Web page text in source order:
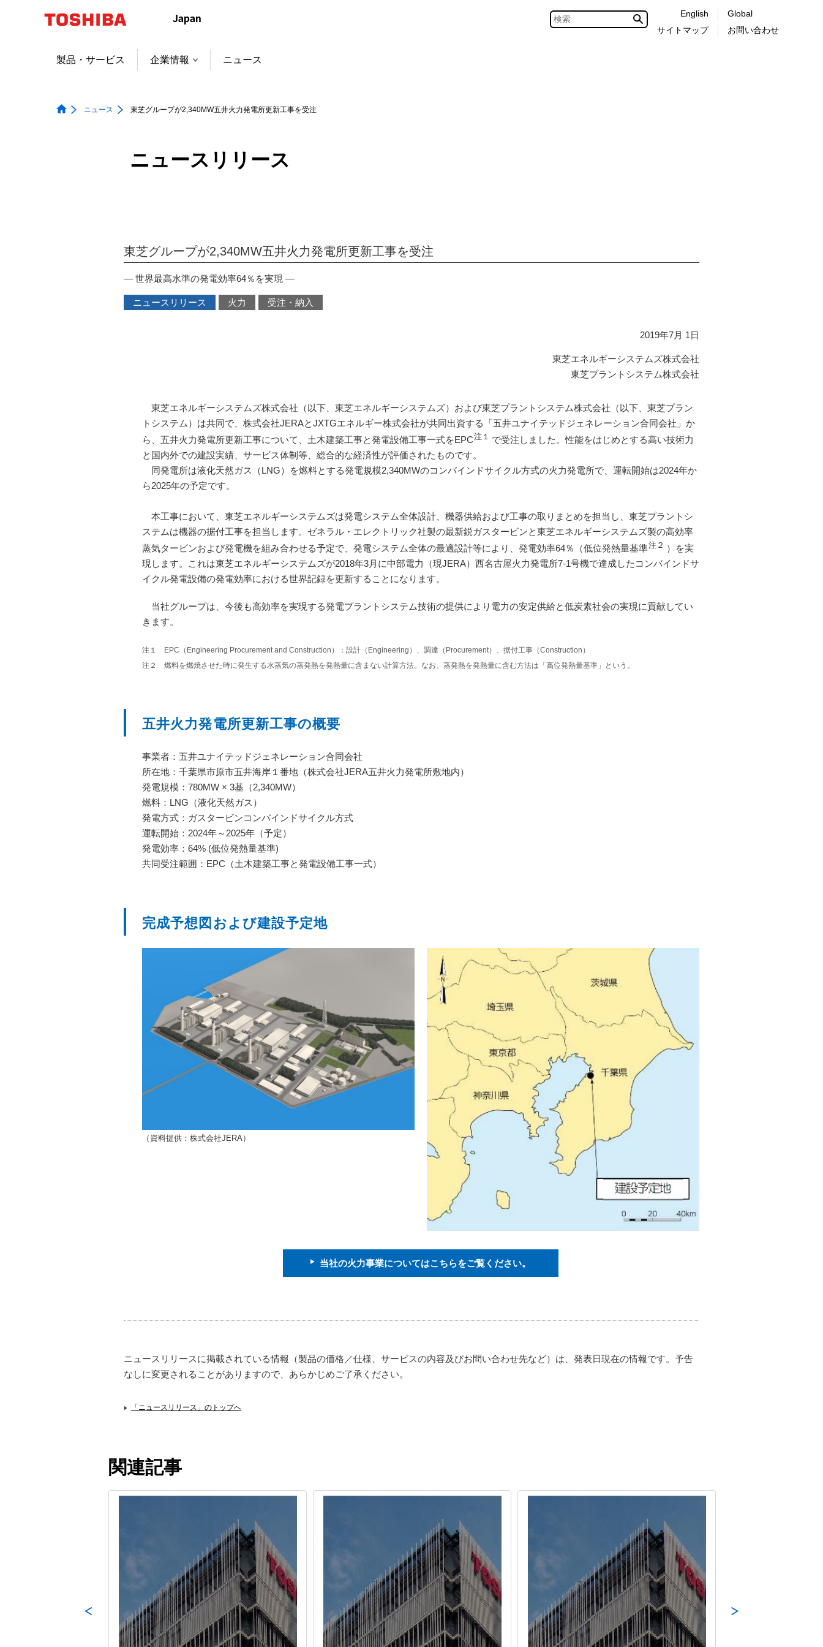
ャ
English
サイトマップ
Global
お問い合わせ
製品・サービス 企業情報 ニュース
ニュース 東芝グループが2,340MW五井火力発電所更新工事を受注
ニュースリリース
東芝グループが2,340MW五井火力発電所更新工事を受注
― 世界最高水準の発電効率64％を実現 ―
ニュースリリース 火力 受注・納入
2019年7月 1日
東芝エネルギーシステムズ株式会社
東芝プラントシステム株式会社
東芝エネルギーシステムズ株式会社（以下、東芝エネルギーシステムズ）および東芝プラントシステム株式会社（以下、東芝プラン
トシステム）は共同で、株式会社JERAとJXTGエネルギー株式会社が共同出資する「五井ユナイテッドジェネレーション合同会社」か
ら、五井火力発電所更新工事について、土木建築工事と発電設備工事一式をEPC注１ で受注しました。性能をはじめとする高い技術力
と国内外での建設実績、サービス体制等、総合的な経済性が評価されたものです。
同発電所は液化天然ガス（LNG）を燃料とする発電規模2,340MWのコンバインドサイクル方式の火力発電所で、運転開始は2024年か
ら2025年の予定です。
本工事において、東芝エネルギーシステムズは発電システム全体設計、機器供給および工事の取りまとめを担当し、東芝プラントシ
ステムは機器の据付工事を担当します。ゼネラル・エレクトリック社製の最新鋭ガスタービンと東芝エネルギーシステムズ製の高効率
蒸気タービンおよび発電機を組み合わせる予定で、発電システム全体の最適設計等により、発電効率64％（低位発熱量基準注２ ）を実
現します。これは東芝エネルギーシステムズが2018年3月に中部電力（現JERA）西名古屋火力発電所7-1号機で達成したコンバインドサ
イクル発電設備の発電効率における世界記録を更新することになります。
当社グループは、今後も高効率を実現する発電プラントシステム技術の提供により電力の安定供給と低炭素社会の実現に貢献してい
きます。
注１ EPC（Engineering Procurement and Construction）：設計（Engineering）、調達（Procurement）、据付工事（Construction）
注２ 燃料を燃焼させた時に発生する水蒸気の蒸発熱を発熱量に含まない計算方法。なお、蒸発熱を発熱量に含む方法は「高位発熱量基準」という。
五井火力発電所更新工事の概要
事業者：五井ユナイテッドジェネレーション合同会社
所在地：千葉県市原市五井海岸１番地（株式会社JERA五井火力発電所敷地内）
発電規模：780MW × 3基（2,340MW）
燃料：LNG（液化天然ガス）
発電方式：ガスタービンコンバインドサイクル方式
運転開始：2024年～2025年（予定）
発電効率：64% (低位発熱量基準)
共同受注範囲：EPC（土木建築工事と発電設備工事一式）
完成予想図および建設予定地
（資料提供：株式会社JERA）
当社の火力事業についてはこちらをご覧ください。
ニュースリリースに掲載されている情報（製品の価格／仕様、サービスの内容及びお問い合わせ先など）は、発表日現在の情報です。予告
なしに変更されることがありますので、あらかじめご了承ください。
「ニュースリリース」のトップへ
関連記事